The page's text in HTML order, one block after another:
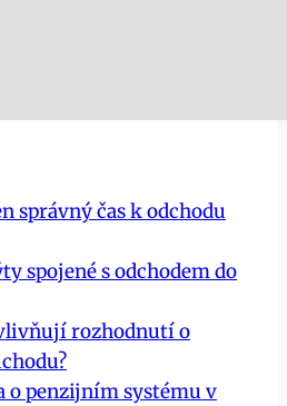
správný čas k odchodu
spojené s odchodem do
rozhodnutí o
o penzijním systému v